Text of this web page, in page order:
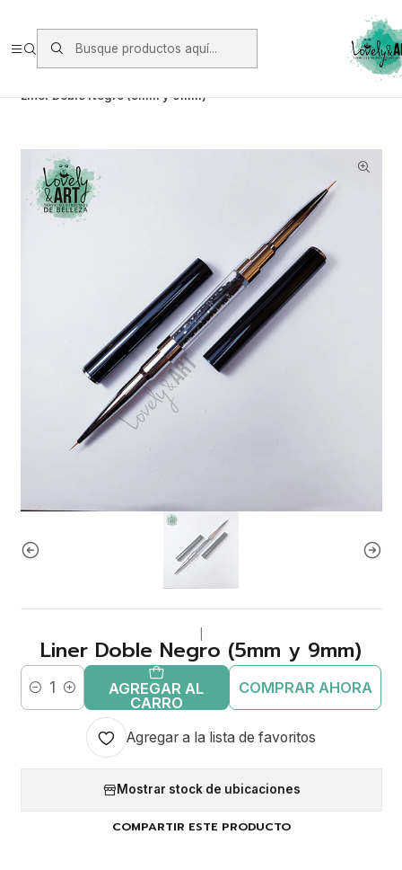
https://www.starken.cl/
Liner Doble Negro (5mm y 9mm)
Liner Doble Negro (5mm y 9mm)
Cantidad
AGREGAR AL
CARRO
COMPRAR AHORA
Agregar a la lista de favoritos
Mostrar stock de ubicaciones
COMPARTIR ESTE PRODUCTO